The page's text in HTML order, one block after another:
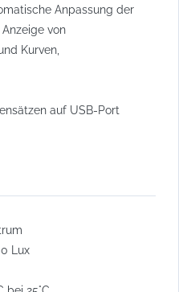
Anpassung der
von
Kurven,
auf USB-Port
Lux